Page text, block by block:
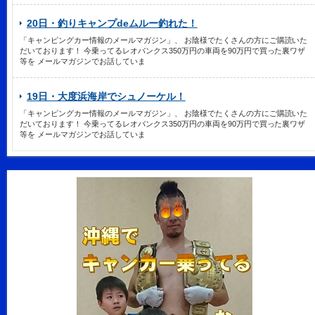
20日・釣りキャンプdeムルー釣れた！
「キャンピングカー情報のメールマガジン」、 お陰様でたくさんの方にご購読いた
だいております！ 今乗ってるレオバンクス350万円の車両を90万円で買った裏ワザ
等を メールマガジンでお話していま
19日・大度浜海岸でシュノーケル！
「キャンピングカー情報のメールマガジン」、 お陰様でたくさんの方にご購読いた
だいております！ 今乗ってるレオバンクス350万円の車両を90万円で買った裏ワザ
等を メールマガジンでお話していま